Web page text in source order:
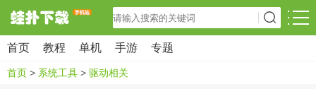
首页 教程 单机 手游 专题
首页 > 系统工具 > 驱动相关